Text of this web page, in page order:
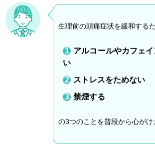
生理前の頭痛症状を緩和するた
アルコールやカフェ
い
ストレスをためない
禁煙する
の3つのことを普段から心がけ